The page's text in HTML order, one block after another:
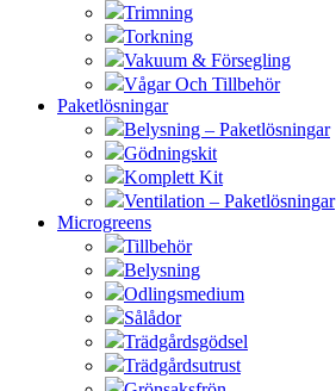
Trimning
Torkning
Vakuum & Försegling
Vågar Och Tillbehör
Paketlösningar
Belysning – Paketlösningar
Gödningskit
Komplett Kit
Ventilation – Paketlösningar
Microgreens
Tillbehör
Belysning
Odlingsmedium
Sålådor
Trädgårdsgödsel
Trädgårdsutrust